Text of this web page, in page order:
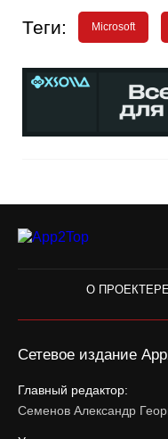
Теги: Microsoft
О ПРОЕКТЕ
Сетевое издание
Главный редактор:
Семенов Александр